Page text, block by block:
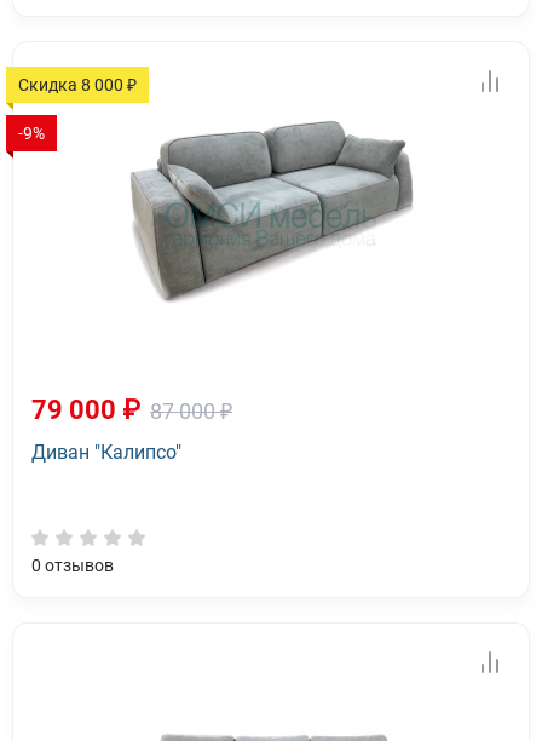
Скидка 8 000 ₽
-9%
79 000 ₽ 87 000 ₽
Диван "Калипсо"
0 отзывов